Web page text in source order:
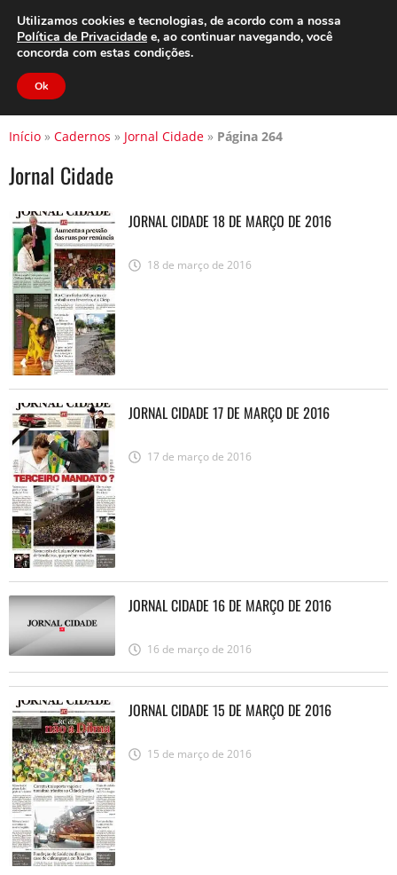
Clube do Assinante Área do Assinante
Início » Cadernos » Jornal Cidade » Página 264
Jornal Cidade
JORNAL CIDADE 18 DE MARÇO DE 2016
18 de março de 2016
JORNAL CIDADE 17 DE MARÇO DE 2016
17 de março de 2016
JORNAL CIDADE 16 DE MARÇO DE 2016
16 de março de 2016
JORNAL CIDADE 15 DE MARÇO DE 2016
15 de março de 2016
Utilizamos cookies e tecnologias, de acordo com a nossa
Política de Privacidade e, ao continuar navegando, você
concorda com estas condições.
Ok